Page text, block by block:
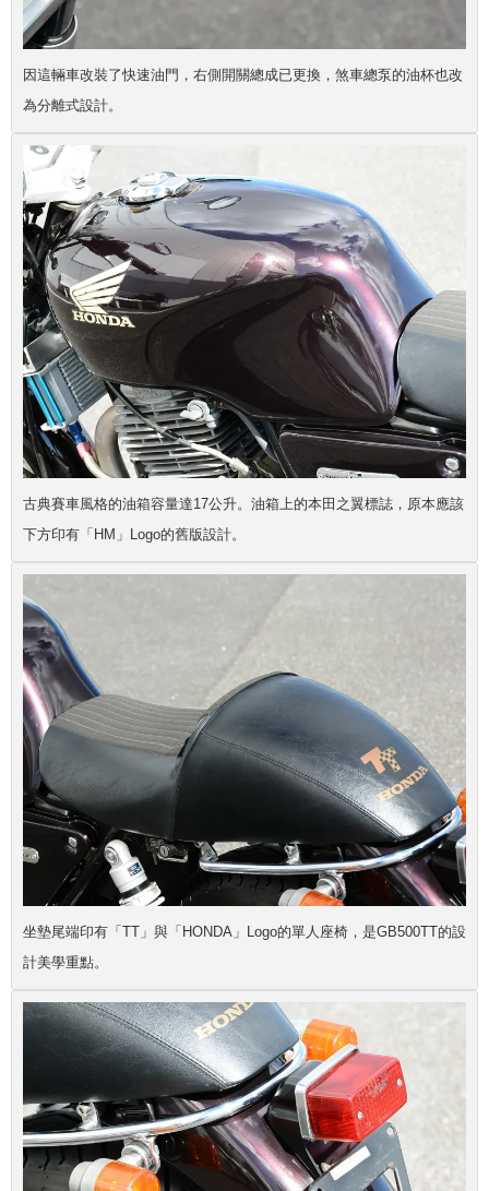
因這輛車改裝了快速油門，右側開關總成已更換，煞車總泵的油杯也改
為分離式設計。
古典賽車風格的油箱容量達17公升。油箱上的本田之翼標誌，原本應該
下方印有「HM」Logo的舊版設計。
坐墊尾端印有「TT」與「HONDA」Logo的單人座椅，是GB500TT的設
計美學重點。